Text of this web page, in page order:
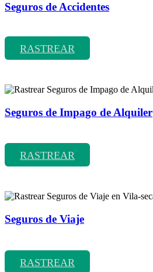
Seguros de Accidentes
RASTREAR
Seguros de Impago de Alquiler
RASTREAR
Seguros de Viaje
RASTREAR